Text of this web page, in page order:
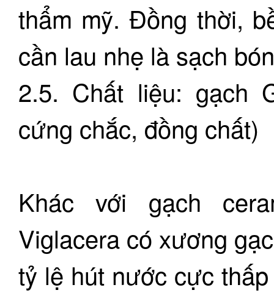
thẩm mỹ. Đồng thời,
cần lau nhẹ là sạch
2.5. Chất liệu: gạch
cứng chắc, đồng chất)
Khác với gạch
Viglacera có xương
tỷ lệ hút nước cực